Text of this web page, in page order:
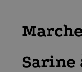
Sarine